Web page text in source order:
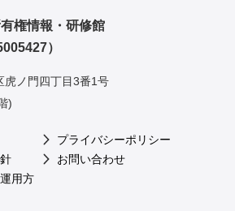
権情報・研修館
）
虎ノ門四丁目3番1号
)
プライバシーポリシー
お問い合わせ
用方